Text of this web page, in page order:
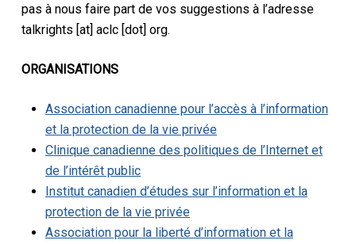
pas à nous faire part de vos suggestions à l’adresse
talkrights [at] aclc [dot] org.
ORGANISATIONS
Association canadienne pour l’accès à l’information
et la protection de la vie privée
Clinique canadienne des politiques de l’Internet et
de l’intérêt public
Institut canadien d’études sur l’information et la
protection de la vie privée
Association pour la liberté d’information et la